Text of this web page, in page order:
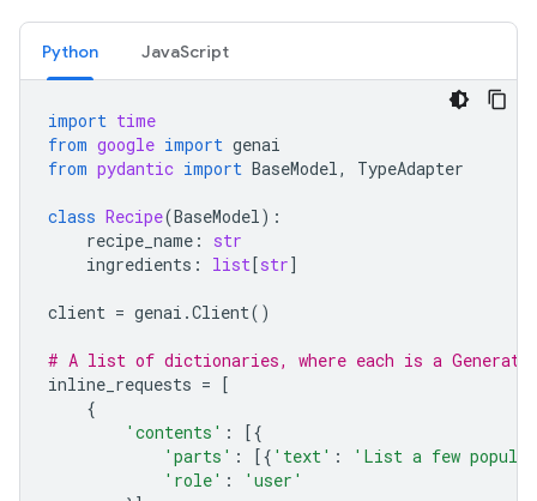
Python JavaScript
import time
from google import genai
from pydantic import BaseModel, TypeAdapter
class Recipe(BaseModel):
recipe_name :
str
ingredients : list[str]
client = genai .Client()
# A list of dictionaries, where each is a
inline_requests = [
{
'contents' :
[{
'parts' : [{ 'text' :
'List a few
'role' :
'user'